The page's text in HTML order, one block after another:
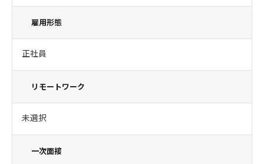
雇用形態
正社員
リモートワーク
未選択
一次面接